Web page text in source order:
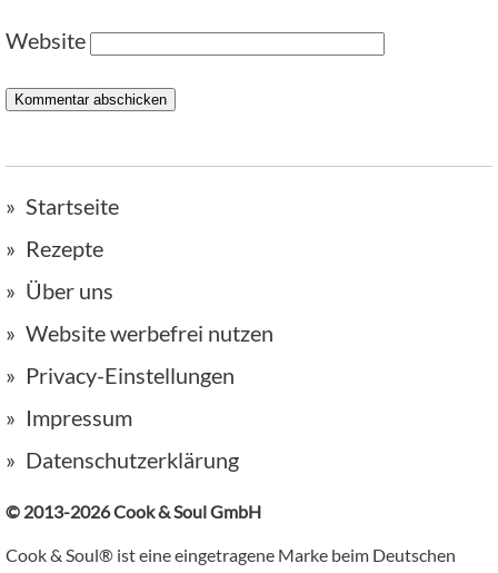
Website
Startseite
Rezepte
Über uns
Website werbefrei nutzen
Privacy-Einstellungen
Impressum
Datenschutzerklärung
© 2013-2026 Cook & Soul GmbH
Cook & Soul® ist eine eingetragene Marke beim Deutschen